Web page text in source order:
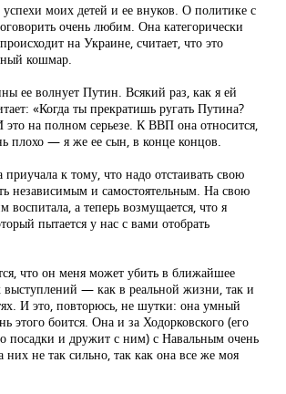
моих детей и ее внуков. О политике с
очень любим. Она категорически
на Украине, считает, что это
кошмар.
ее волнует Путин. Всякий раз, как я ей
«Когда ты прекратишь ругать Путина?
это на полном серьезе. К ВВП она относится,
плохо — я же ее сын, в конце концов.
к тому, что надо отстаивать свою
независимым и самостоятельным. На свою
воспитала, а теперь возмущается, что я
пытается у нас с вами отобрать
что он меня может убить в ближайшее
выступлений — как в реальной жизни, так и
И это, повторюсь, не шутки: она умный
этого боится. Она и за Ходорковского (его
посадки и дружит с ним) с Навальным очень
них не так сильно, так как она все же моя